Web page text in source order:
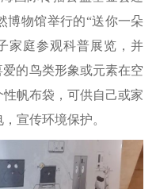
博物馆举行的“送你一朵
家庭参观科普展览，并
的鸟类形象或元素在空
帆布袋，可供自己或家
宣传环境保护。